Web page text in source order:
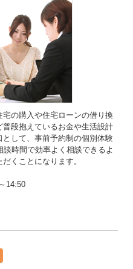
の購入や住宅ローンの借り換
段抱えているお金や生活設計
して、事前予約制の個別体験
時間で効率よく相談できるよ
くことになります。
14:50